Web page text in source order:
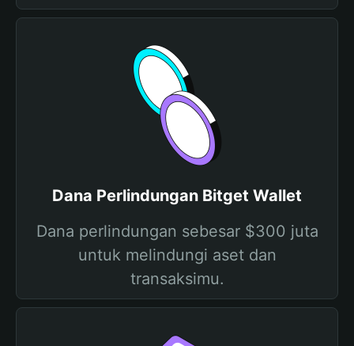
Dana Perlindungan Bitget Wallet
Dana perlindungan sebesar $300 juta
untuk melindungi aset dan
transaksimu.